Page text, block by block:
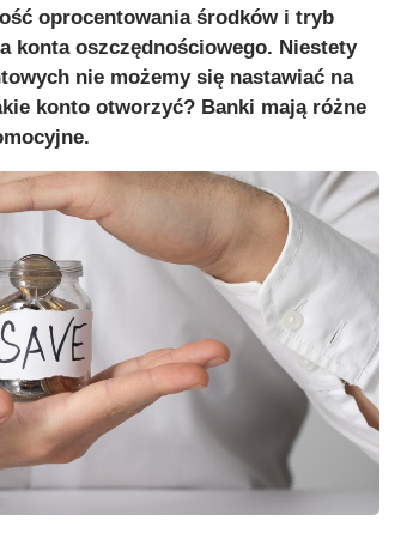
oprocentowania środków i tryb
konta oszczędnościowego. Niestety
nie możemy się nastawiać na
konto otworzyć? Banki mają różne